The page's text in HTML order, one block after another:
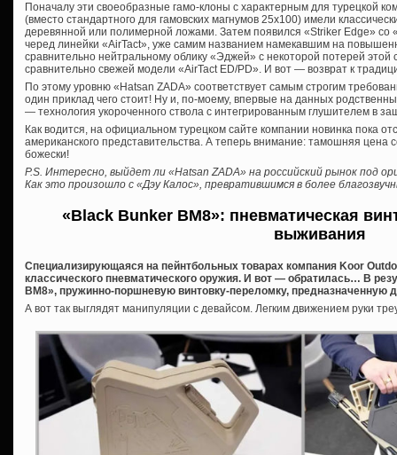
Поначалу эти своеобразные гамо-клоны с характерным для турецкой
(вместо стандартного для гамовских магнумов 25х100) имели
деревянной или полимерной ложами. Затем появился «Striker Edge»
черед линейки «AirTact», уже самим названием намекавшим на
сравнительно нейтральному облику «Эджей» с некоторой потерей этой
сравнительно свежей модели «AirTact ED/PD». И вот — возврат к
По этому уровню «Hatsan ZADA» соответствует самым строгим
один приклад чего стоит! Ну и, по-моему, впервые на данных
— технология укороченного ствола с интегрированным глушителем в
Как водится, на официальном турецком сайте компании новинка пока
американского представительства. А теперь внимание: тамошняя цена
божески!
P.S. Интересно, выйдет ли «Hatsan ZADA» на российский рынок под
Как это произошло с «Дэу Калос», превратившимся в более
«Black Bunker BM8»: пневматическая
выживания
Специализирующаяся на пейнтбольных товарах компания Koor
классического пневматического оружия. И вот — обратилась… В
BM8», пружинно-поршневую винтовку-переломку, предназначенную
А вот так выглядят манипуляции с девайсом. Легким движением руки